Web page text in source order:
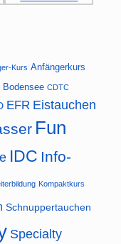
Kurs Anfängerkurs
Bodensee CDTC
EFR Eistauchen
Fun
IDC Info-
Kompaktkurs
Schnuppertauchen
Specialty